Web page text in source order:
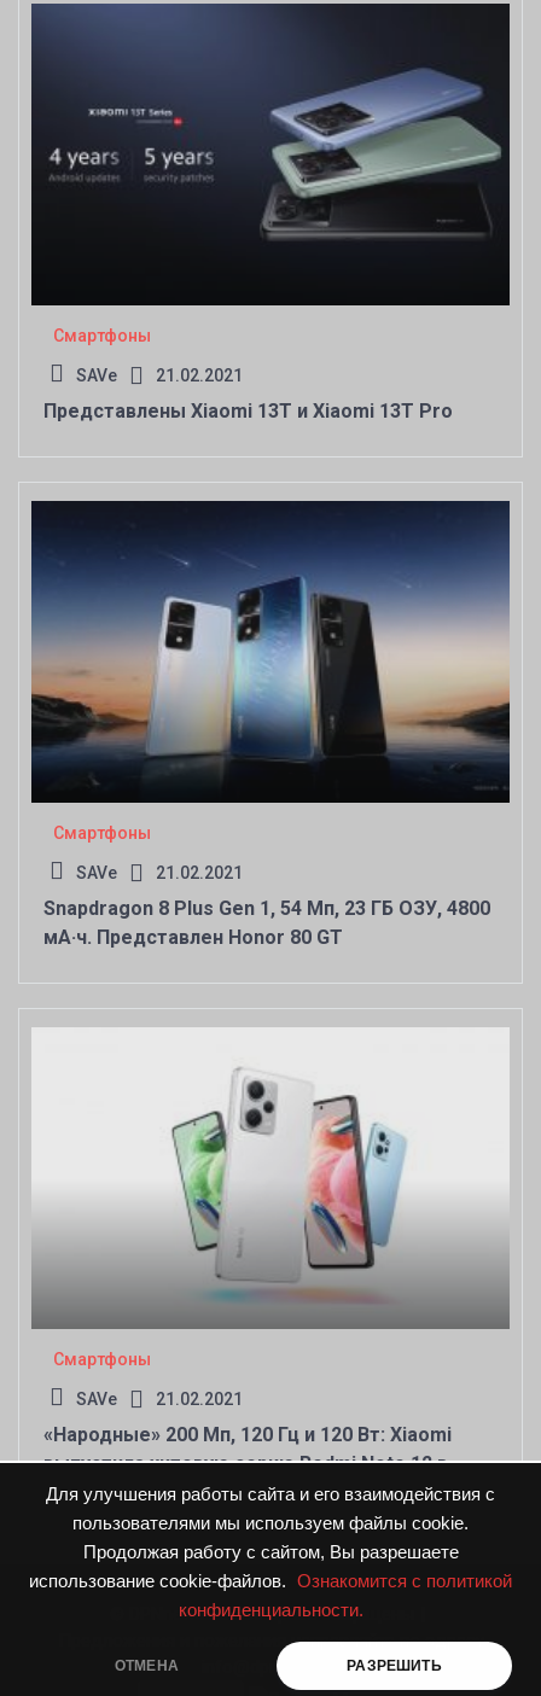
Для улучшения работы сайта и его взаимодействия с
пользователями мы используем файлы cookie.
Продолжая работу с сайтом, Вы разрешаете
использование cookie-файлов.
Ознакомится с политикой
конфиденциальности.
ОТМЕНА РАЗРЕШИТЬ
Смартфоны
SAVe 21.02.2021
Представлены Xiaomi 13T и Xiaomi 13T Pro
Смартфоны
SAVe 21.02.2021
Snapdragon 8 Plus Gen 1, 54 Мп, 23 ГБ ОЗУ, 4800
мА·ч. Представлен Honor 80 GT
Смартфоны
SAVe 21.02.2021
«Народные» 200 Мп, 120 Гц и 120 Вт: Xiaomi
выпустила хитовую серию Redmi Note 12 в
России
© DPNnews.ru. Все права защищены
Предложения и пожелания направляйте по адресу
info@dpnnews.ru